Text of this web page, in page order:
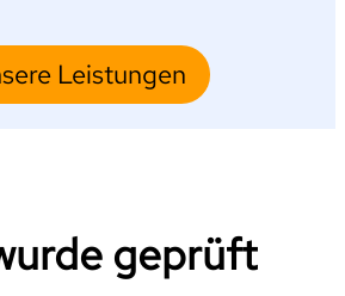
Leistungen
geprüft